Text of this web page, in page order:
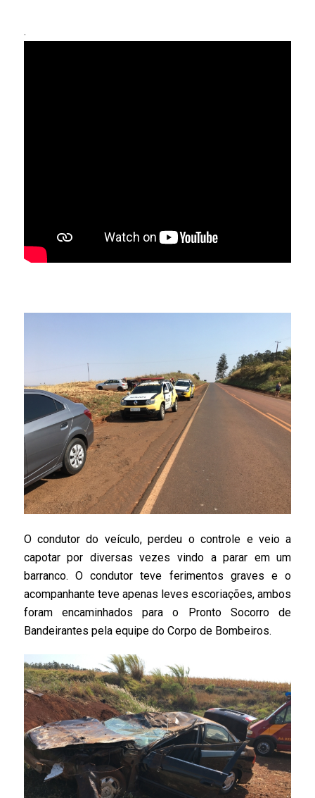
.
O condutor do veículo, perdeu o controle e veio a
capotar por diversas vezes vindo a parar em um
barranco. O condutor teve ferimentos graves e o
acompanhante teve apenas leves escoriações, ambos
foram encaminhados para o Pronto Socorro de
Bandeirantes pela equipe do Corpo de Bombeiros.